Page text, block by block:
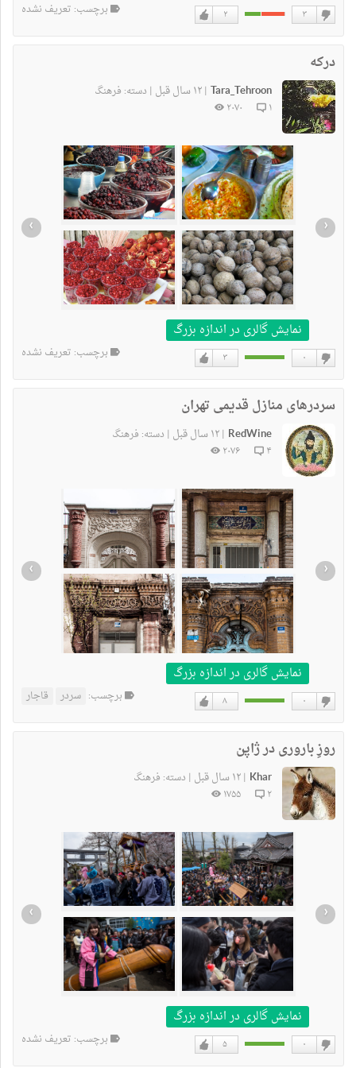
۲ ۳ برچسب: تعریف نشده
درکه
Tara_Tehroon
|۱۲ سال قبل | دسته: فرهنگ
۱
۲۰۷۰
‹
›
نمایش گالری در اندازه بزرگ
۳ ۰ برچسب: تعریف نشده
سردرهای منازل قدیمی تهران
RedWine
|۱۲ سال قبل | دسته: فرهنگ
۴
۲۰۷۶
‹
›
نمایش گالری در اندازه بزرگ
۸ ۰ برچسب: سردر ﻗﺎﺟﺎﺭ
روزِ باروری در ژاپن
Khar
|۱۲ سال قبل | دسته: فرهنگ
۲
۱۷۵۵
‹
›
نمایش گالری در اندازه بزرگ
۵ ۰ برچسب: تعریف نشده